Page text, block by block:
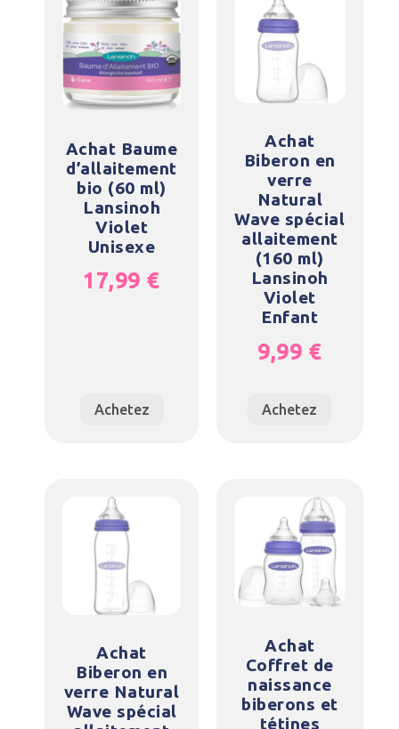
Achat Baume
d’allaitement
bio (60 ml)
Lansinoh
Violet
Unisexe
17,99 €
Achetez
Achat
Biberon en
verre
Natural
Wave spécial
allaitement
(160 ml)
Lansinoh
Violet
Enfant
9,99 €
Achetez
Achat
Biberon en
verre Natural
Wave spécial
Achat
Coffret de
naissance
biberons et
tétines